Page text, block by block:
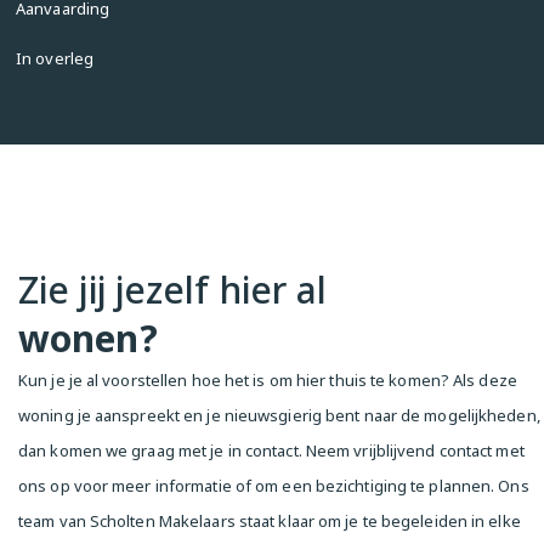
With Van Woustraat as a shopping street, you have
-46m² living space (measured according to
-Centrally located on a shopping street, within
walking distance of all amenities
2045, with an annual ground rent of €403.56
-Service costs are approximately €75 per month
-Small, self-managed homeowners’ association
-Transfer in consultation
Aanvaarding
In overleg
Zie jij jezelf hier al
wonen?
Kun je je al voorstellen hoe het is om hier thuis te komen? Als deze
woning je aanspreekt en je nieuwsgierig bent naar de mogelijkheden,
dan komen we graag met je in contact. Neem vrijblijvend contact met
ons op voor meer informatie of om een bezichtiging te plannen. Ons
team van Scholten Makelaars staat klaar om je te begeleiden in elke